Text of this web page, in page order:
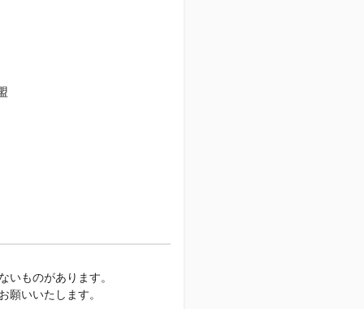
いものがあります。
願いいたします。